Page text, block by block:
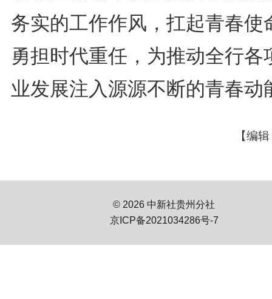
务实的工作作风，扛起青春使
勇担时代重任，为推动全行各
业发展注入源源不断的青春动
【编
© 2026 中新社贵州分社
京ICP备2021034286号-7